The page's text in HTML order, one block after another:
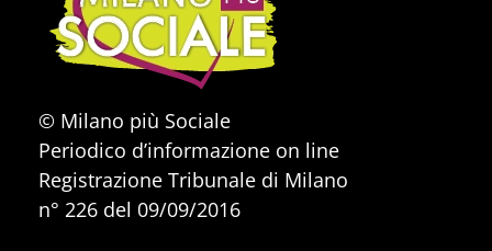
© Milano più Sociale
Periodico d’informazione on line
Registrazione Tribunale di Milano
n° 226 del 09/09/2016